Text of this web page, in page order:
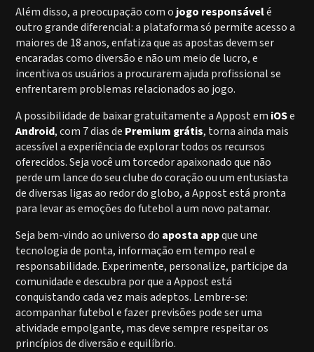
Além disso, a preocupação com o jogo responsávelé
outro grande diferencial: a plataforma só permite acesso a
maiores de 18 anos, enfatiza que as apostas devem ser
encaradas como diversão e não um meio de lucro, e
incentiva os usuários a procurarem ajuda profissional se
enfrentarem problemas relacionados ao jogo.
A possibilidade de baixar gratuitamente a Appost em iOSe
Android, com 7 dias de Premium grátis, torna ainda mais
acessível a experiência de explorar todos os recursos
oferecidos. Seja você um torcedor apaixonado que não
perde um lance do seu clube do coração ou um entusiasta
de diversas ligas ao redor do globo, a Appost está pronta
para levar as emoções do futebol a um novo patamar.
Seja bem-vindo ao universo do aposta appque une
tecnologia de ponta, informação em tempo real e
responsabilidade. Experimente, personalize, participe da
comunidade e descubra por que a Appost está
conquistando cada vez mais adeptos. Lembre-se:
acompanhar futebol e fazer previsões pode ser uma
atividade empolgante, mas deve sempre respeitar os
princípios de diversão e equilíbrio.